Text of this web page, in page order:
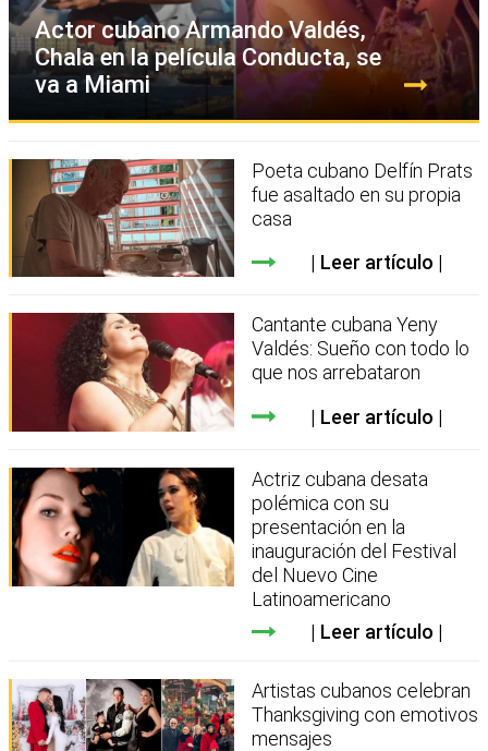
Actor cubano Armando Valdés,
Chala en la película Conducta, se
va a Miami
Poeta cubano Delfín Prats
fue asaltado en su propia
casa
Leer artículo
Cantante cubana Yeny
Valdés: Sueño con todo lo
que nos arrebataron
Leer artículo
Actriz cubana desata
polémica con su
presentación en la
inauguración del Festival
del Nuevo Cine
Latinoamericano
Leer artículo
Artistas cubanos celebran
Thanksgiving con emotivos
mensajes